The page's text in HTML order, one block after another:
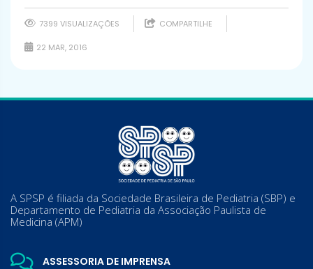
7399 VISUALIZAÇÕES COMPARTILHE
22 MAR, 2016
A SPSP é filiada da Sociedade Brasileira de Pediatria (SBP) e
Departamento de Pediatria da Associação Paulista de
Medicina (APM)
ASSESSORIA DE IMPRENSA